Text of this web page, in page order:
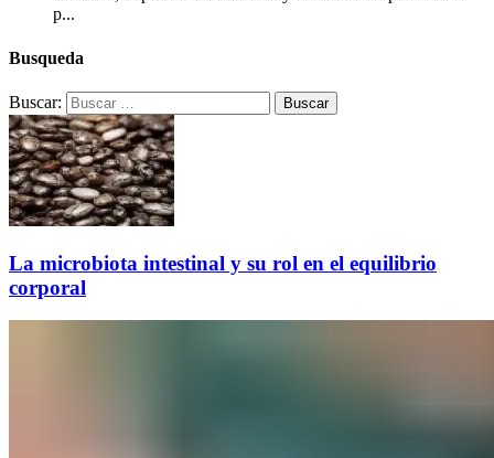
p...
Busqueda
Buscar:
La microbiota intestinal y su rol en el equilibrio
corporal